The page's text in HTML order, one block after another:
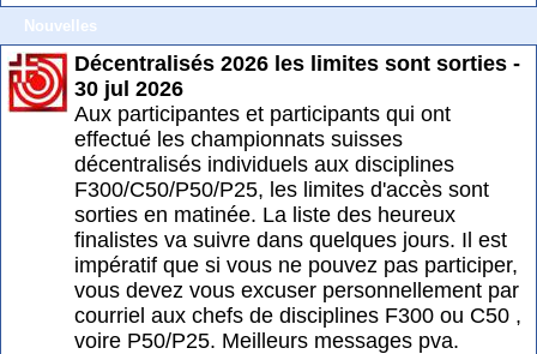
Nouvelles
Décentralisés 2026 les limites sont sorties -
30 jul 2026
Aux participantes et participants qui ont
effectué les championnats suisses
décentralisés individuels aux disciplines
F300/C50/P50/P25, les limites d'accès sont
sorties en matinée. La liste des heureux
finalistes va suivre dans quelques jours. Il est
impératif que si vous ne pouvez pas participer,
vous devez vous excuser personnellement par
courriel aux chefs de disciplines F300 ou C50 ,
voire P50/P25. Meilleurs messages pva.